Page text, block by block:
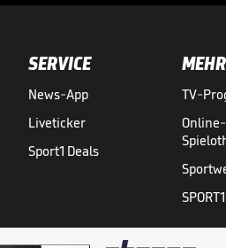
SERVICE
News-App
Liveticker
Sport1 Deals
MEHR
TV-